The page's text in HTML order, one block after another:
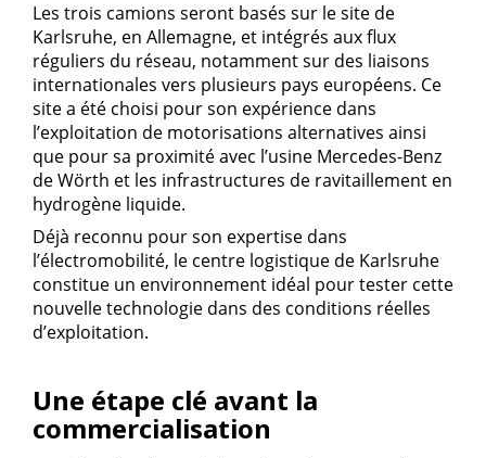
Les trois camions seront basés sur le site de
Karlsruhe, en Allemagne, et intégrés aux flux
réguliers du réseau, notamment sur des liaisons
internationales vers plusieurs pays européens. Ce
site a été choisi pour son expérience dans
l’exploitation de motorisations alternatives ainsi
que pour sa proximité avec l’usine Mercedes-Benz
de Wörth et les infrastructures de ravitaillement en
hydrogène liquide.
Déjà reconnu pour son expertise dans
l’électromobilité, le centre logistique de Karlsruhe
constitue un environnement idéal pour tester cette
nouvelle technologie dans des conditions réelles
d’exploitation.
Une étape clé avant la
commercialisation